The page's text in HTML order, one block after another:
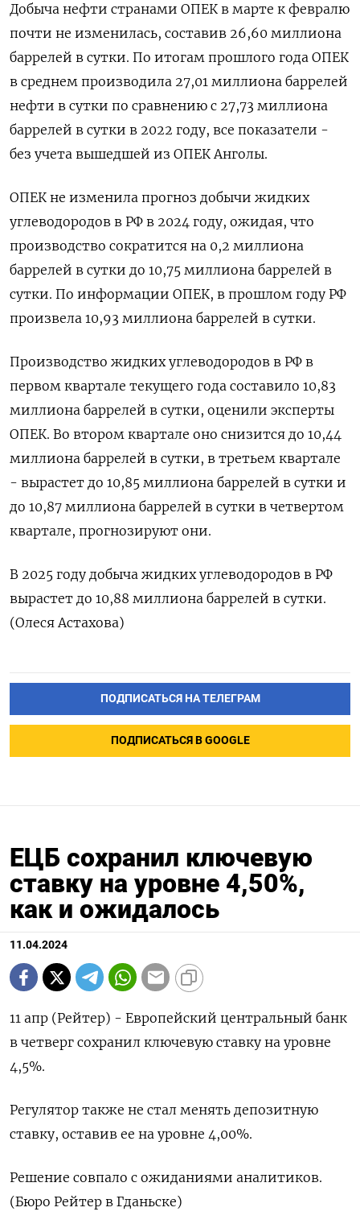
Добыча нефти странами ОПЕК в марте к февралю
почти не изменилась, составив 26,60 миллиона
баррелей в сутки. По итогам прошлого года ОПЕК
в среднем производила 27,01 миллиона баррелей
нефти в сутки по сравнению с 27,73 миллиона
баррелей в сутки в 2022 году, все показатели -
без учета вышедшей из ОПЕК Анголы.
ОПЕК не изменила прогноз добычи жидких
углеводородов в РФ в 2024 году, ожидая, что
производство сократится на 0,2 миллиона
баррелей в сутки до 10,75 миллиона баррелей в
сутки. По информации ОПЕК, в прошлом году РФ
произвела 10,93 миллиона баррелей в сутки.
Производство жидких углеводородов в РФ в
первом квартале текущего года составило 10,83
миллиона баррелей в сутки, оценили эксперты
ОПЕК. Во втором квартале оно снизится до 10,44
миллиона баррелей в сутки, в третьем квартале
- вырастет до 10,85 миллиона баррелей в сутки и
до 10,87 миллиона баррелей в сутки в четвертом
квартале, прогнозируют они.
В 2025 году добыча жидких углеводородов в РФ
вырастет до 10,88 миллиона баррелей в сутки.
(Олеся Астахова)
ПОДПИСАТЬСЯ НА ТЕЛЕГРАМ
ПОДПИСАТЬСЯ В GOOGLE
ЕЦБ сохранил ключевую
ставку на уровне 4,50%,
как и ожидалось
11.04.2024
11 апр (Рейтер) - Европейский центральный банк
в четверг сохранил ключевую ставку на уровне
4,5%.
Регулятор также не стал менять депозитную
ставку, оставив ее на уровне 4,00%.
Решение совпало с ожиданиями аналитиков.
(Бюро Рейтер в Гданьске)